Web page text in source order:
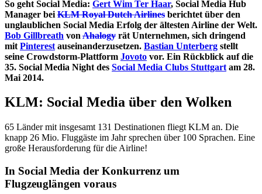
So geht Social Media: Gert Wim Ter Haar, Social Media Hub
Manager bei KLM Royal Dutch Airlines berichtet über den
unglaublichen Social Media Erfolg der ältesten Airline der Welt.
Bob Gillbreath von Ahalogy rät Unternehmen, sich dringend
mit Pinterest auseinanderzusetzen. Bastian Unterberg stellt
seine Crowdstorm-Plattform Jovoto vor. Ein Rückblick auf die
35. Social Media Night des Social Media Clubs Stuttgart am 28.
Mai 2014.
KLM: Social Media über den Wolken
65 Länder mit insgesamt 131 Destinationen fliegt KLM an. Die
knapp 26 Mio. Fluggäste im Jahr sprechen über 100 Sprachen. Eine
große Herausforderung für die Airline!
In Social Media der Konkurrenz um
Flugzeuglängen voraus